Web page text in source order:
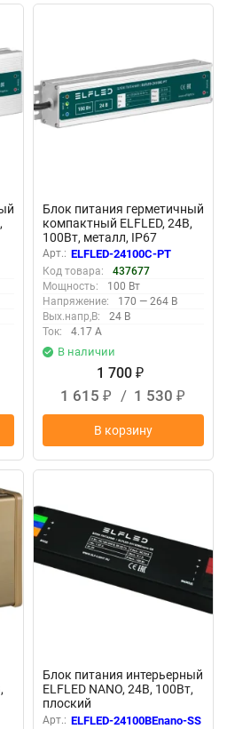
Блок питания герметичный
компактный ELFLED, 24В,
100Вт, металл, IP67
Арт.: ELFLED-24100С-PT
Код товара:
437677
Мощность:
100 Вт
Напряжение:
170 — 264 В
Вых.напр,В:
24 В
Ток:
4.17 А
В наличии
1 700 ₽
1 615 ₽ / 1 530 ₽
В корзину
Блок питания интерьерный
ELFLED NANO, 24В, 100Вт,
плоский
Арт.: ELFLED-24100BEnano-SS